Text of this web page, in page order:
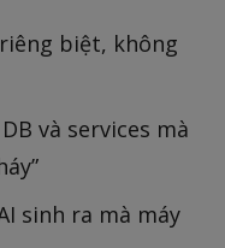
biệt, không
và services mà
sinh ra mà máy